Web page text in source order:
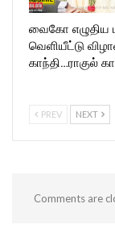
வைகோ எழுதிய
வெளியீட்டு
காந்தி…ராகுல்
PREV NEXT
Comments are